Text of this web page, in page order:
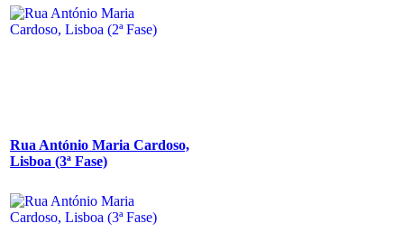
Rua António Maria Cardoso,
Lisboa (3ª Fase)